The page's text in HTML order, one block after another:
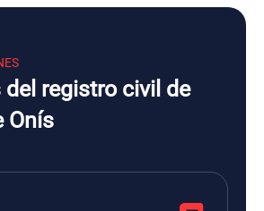
del registro civil de
Onís